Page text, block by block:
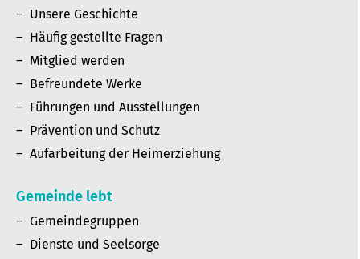
Unsere Geschichte
Häufig gestellte Fragen
Mitglied werden
Befreundete Werke
Führungen und Ausstellungen
Prävention und Schutz
Aufarbeitung der Heimerziehung
Gemeinde lebt
Gemeindegruppen
Dienste und Seelsorge